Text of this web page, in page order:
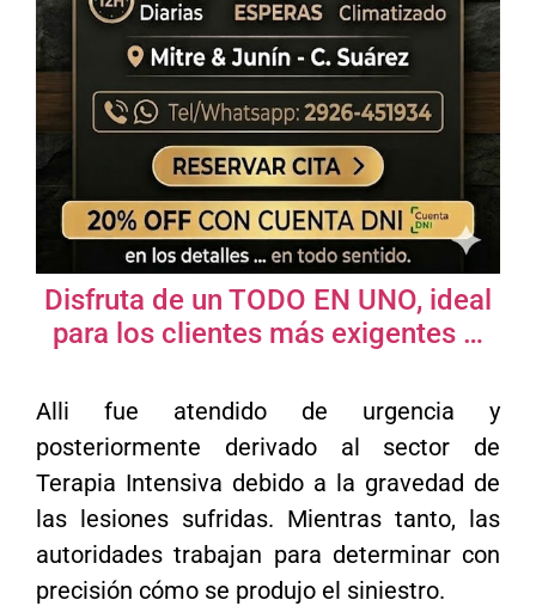
Disfruta de un TODO EN UNO, ideal
para los clientes más exigentes …
Alli fue atendido de urgencia y
posteriormente derivado al sector de
Terapia Intensiva debido a la gravedad de
las lesiones sufridas. Mientras tanto, las
autoridades trabajan para determinar con
precisión cómo se produjo el siniestro.